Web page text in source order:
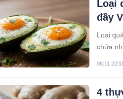
Loại
đầy
Loại
chứa
06:11 22/
4